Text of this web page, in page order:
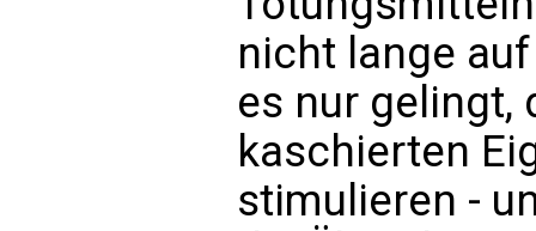
nicht lange
es nur gelingt,
kaschierten
stimulieren -